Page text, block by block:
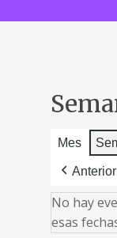
Mes
Anterior
No hay
esas